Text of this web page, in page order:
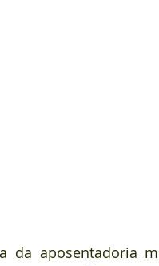
da aposentadoria